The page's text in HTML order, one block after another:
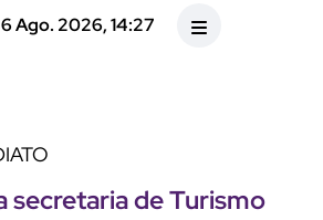
6 Ago. 2026, 14:27
secretaria de Turismo